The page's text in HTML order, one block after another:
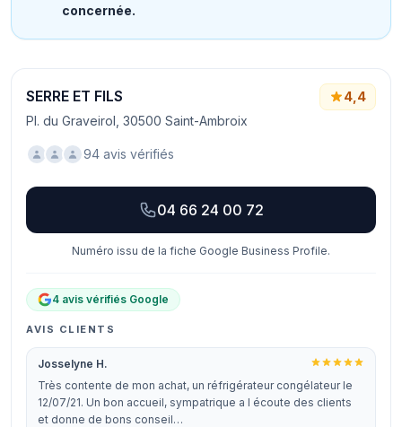
concernée.
SERRE ET FILS
Pl. du Graveirol, 30500 Saint-Ambroix
4,4
94 avis vérifiés
04 66 24 00 72
Numéro issu de la fiche Google Business Profile.
4 avis vérifiés Google
AVIS CLIENTS
Josselyne H.
Très contente de mon achat, un réfrigérateur congélateur le
12/07/21. Un bon accueil, sympatrique a l écoute des clients
et donne de bons conseil…